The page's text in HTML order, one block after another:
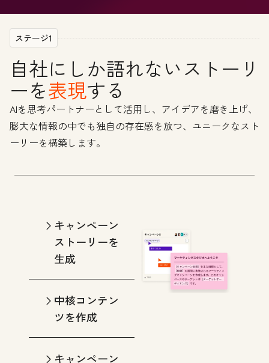
ステージ1
自社にしか語れないストーリ
ーを表現する
AIを思考パートナーとして活用し、アイデアを磨き上げ、
膨大な情報の中でも独自の存在感を放つ、ユニークなスト
ーリーを構築します。
キャンペーン
ストーリーを
生成
中核コンテン
ツを作成
キャンペーン